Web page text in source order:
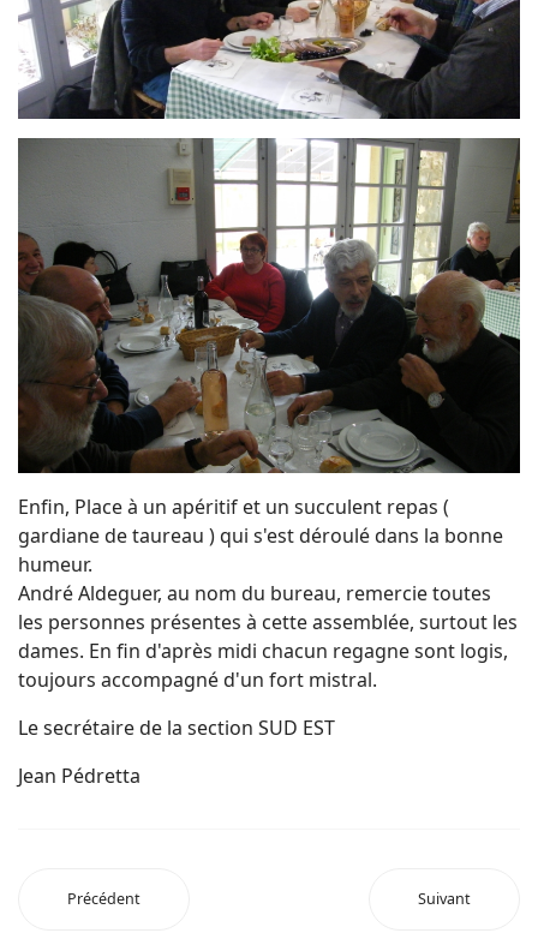
Enfin, Place à un apéritif et un succulent repas (
gardiane de taureau ) qui s'est déroulé dans la bonne
humeur.
André Aldeguer, au nom du bureau, remercie toutes
les personnes présentes à cette assemblée, surtout les
dames. En fin d'après midi chacun regagne sont logis,
toujours accompagné d'un fort mistral.
Le secrétaire de la section SUD EST
Jean Pédretta
Précédent Suivant